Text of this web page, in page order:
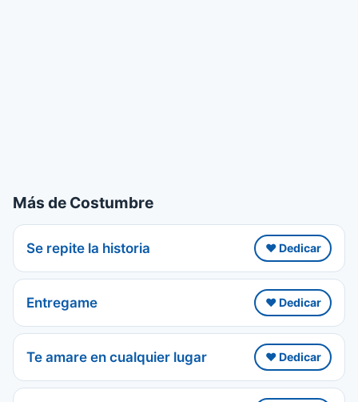
Más de Costumbre
Se repite la historia ❤️ Dedicar
Entregame ❤️ Dedicar
Te amare en cualquier lugar ❤️ Dedicar